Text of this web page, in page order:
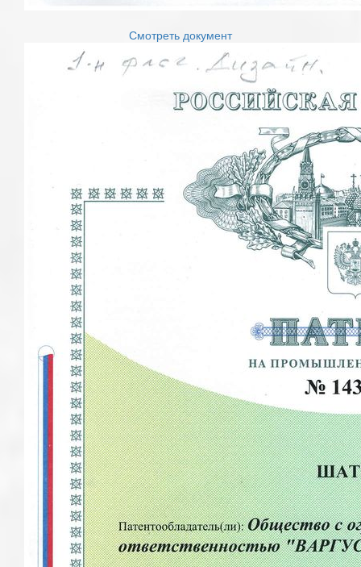
Смотреть документ